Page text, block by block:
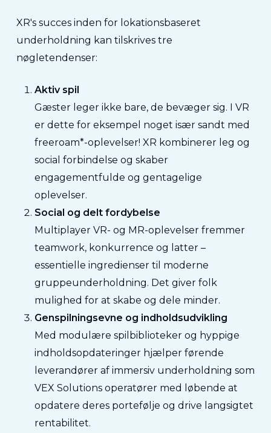
XR's succes inden for lokationsbaseret
underholdning kan tilskrives tre
nøgletendenser:
Aktiv spil
Gæster leger ikke bare, de bevæger sig. I VR
er dette for eksempel noget især sandt med
freeroam*-oplevelser! XR kombinerer leg og
social forbindelse og skaber
engagementfulde og gentagelige
oplevelser.
Social og delt fordybelse
Multiplayer VR- og MR-oplevelser fremmer
teamwork, konkurrence og latter –
essentielle ingredienser til moderne
gruppeunderholdning. Det giver folk
mulighed for at skabe og dele minder.
Genspilningsevne og indholdsudvikling
Med modulære spilbiblioteker og hyppige
indholdsopdateringer hjælper førende
leverandører af immersiv underholdning som
VEX Solutions operatører med løbende at
opdatere deres portefølje og drive langsigtet
rentabilitet.